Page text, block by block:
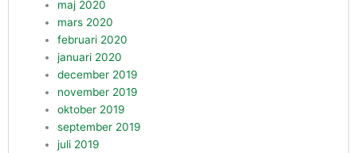
maj 2020
mars 2020
februari 2020
januari 2020
december 2019
november 2019
oktober 2019
september 2019
juli 2019